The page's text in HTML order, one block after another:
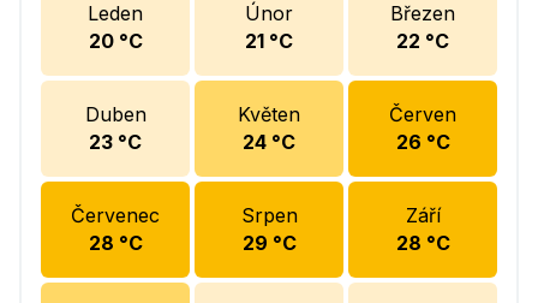
Leden
20°C
Únor
21 °C
Březen
22 °C
Duben
23 °C
Květen
24 °C
Červen
26 °C
Červenec
28 °C
Srpen
29 °C
Září
28 °C